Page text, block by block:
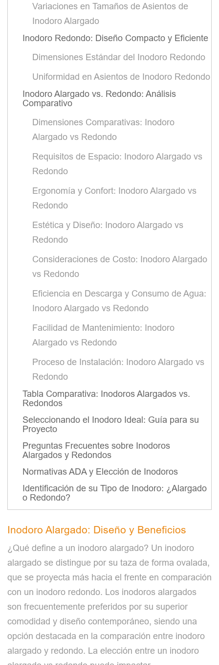
Variaciones en Tamaños de Asientos de
Inodoro Alargado
Inodoro Redondo: Diseño Compacto y Eficiente
Dimensiones Estándar del Inodoro Redondo
Uniformidad en Asientos de Inodoro Redondo
Inodoro Alargado vs. Redondo: Análisis
Comparativo
Dimensiones Comparativas: Inodoro
Alargado vs Redondo
Requisitos de Espacio: Inodoro Alargado vs
Redondo
Ergonomía y Confort: Inodoro Alargado vs
Redondo
Estética y Diseño: Inodoro Alargado vs
Redondo
Consideraciones de Costo: Inodoro Alargado
vs Redondo
Eficiencia en Descarga y Consumo de Agua:
Inodoro Alargado vs Redondo
Facilidad de Mantenimiento: Inodoro
Alargado vs Redondo
Proceso de Instalación: Inodoro Alargado vs
Redondo
Tabla Comparativa: Inodoros Alargados vs.
Redondos
Seleccionando el Inodoro Ideal: Guía para su
Proyecto
Preguntas Frecuentes sobre Inodoros
Alargados y Redondos
Normativas ADA y Elección de Inodoros
Identificación de su Tipo de Inodoro: ¿Alargado
o Redondo?
Inodoro Alargado: Diseño y Beneficios
¿Qué define a un inodoro alargado? Un inodoro
alargado se distingue por su taza de forma ovalada,
que se proyecta más hacia el frente en comparación
con un inodoro redondo. Los inodoros alargados
son frecuentemente preferidos por su superior
comodidad y diseño contemporáneo, siendo una
opción destacada en la comparación entre inodoro
alargado y redondo. La elección entre un inodoro